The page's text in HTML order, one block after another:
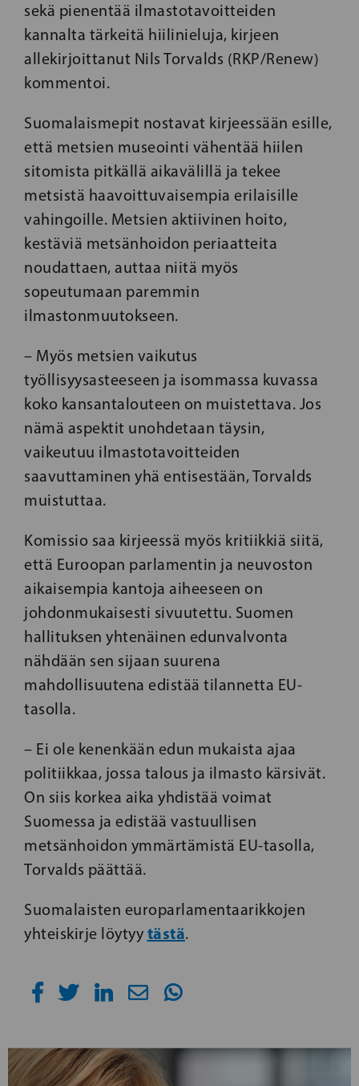
sekä pienentää ilmastotavoitteiden
kannalta tärkeitä hiilinieluja, kirjeen
allekirjoittanut Nils Torvalds (RKP/Renew)
kommentoi.
Suomalaismepit nostavat kirjeessään esille,
että metsien museointi vähentää hiilen
sitomista pitkällä aikavälillä ja tekee
metsistä haavoittuvaisempia erilaisille
vahingoille. Metsien aktiivinen hoito,
kestäviä metsänhoidon periaatteita
noudattaen, auttaa niitä myös
sopeutumaan paremmin
ilmastonmuutokseen.
– Myös metsien vaikutus
työllisyysasteeseen ja isommassa kuvassa
koko kansantalouteen on muistettava. Jos
nämä aspektit unohdetaan täysin,
vaikeutuu ilmastotavoitteiden
saavuttaminen yhä entisestään, Torvalds
muistuttaa.
Komissio saa kirjeessä myös kritiikkiä siitä,
että Euroopan parlamentin ja neuvoston
aikaisempia kantoja aiheeseen on
johdonmukaisesti sivuutettu. Suomen
hallituksen yhtenäinen edunvalvonta
nähdään sen sijaan suurena
mahdollisuutena edistää tilannetta EU-
tasolla.
– Ei ole kenenkään edun mukaista ajaa
politiikkaa, jossa talous ja ilmasto kärsivät.
On siis korkea aika yhdistää voimat
Suomessa ja edistää vastuullisen
metsänhoidon ymmärtämistä EU-tasolla,
Torvalds päättää.
Suomalaisten europarlamentaarikkojen
yhteiskirje löytyy tästä.